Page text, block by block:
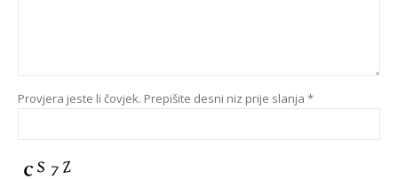
Provjera jeste li čovjek. Prepišite desni niz prije slanja *